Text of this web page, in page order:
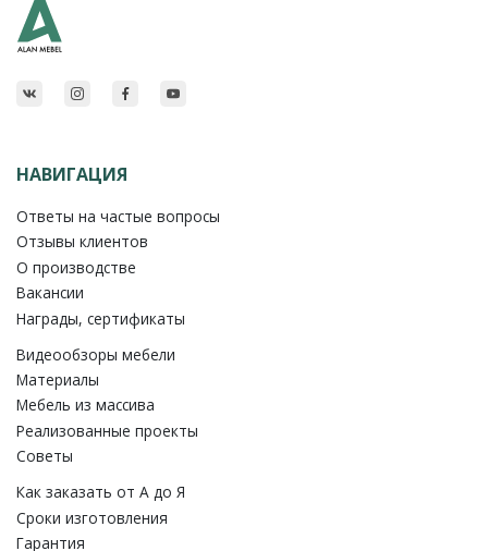
НАВИГАЦИЯ
Ответы на частые вопросы
Отзывы клиентов
О производстве
Вакансии
Награды, сертификаты
Видеообзоры мебели
Материалы
Мебель из массива
Реализованные проекты
Советы
Как заказать от A до Я
Сроки изготовления
Гарантия